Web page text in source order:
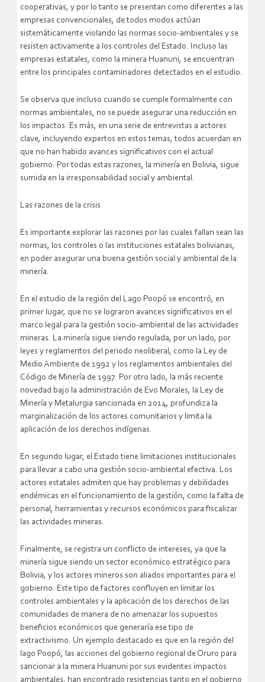
cooperativas, y por lo tanto se presentan como diferentes a las
empresas convencionales, de todos modos actúan
sistemáticamente violando las normas socio-ambientales y se
resisten activamente a los controles del Estado. Incluso las
empresas estatales, como la minera Huanuni, se encuentran
entre los principales contaminadores detectados en el estudio.
Se observa que incluso cuando se cumple formalmente con
normas ambientales, no se puede asegurar una reducción en
los impactos. Es más, en una serie de entrevistas a actores
clave, incluyendo expertos en estos temas, todos acuerdan en
que no han habido avances significativos con el actual
gobierno. Por todas estas razones, la minería en Bolivia, sigue
sumida en la irresponsabilidad social y ambiental.
Las razones de la crisis
Es importante explorar las razones por las cuales fallan sean las
normas, los controles o las instituciones estatales bolivianas,
en poder asegurar una buena gestión social y ambiental de la
minería.
En el estudio de la región del Lago Poopó se encontró, en
primer lugar, que no se lograron avances significativos en el
marco legal para la gestión socio-ambiental de las actividades
mineras. La minería sigue siendo regulada, por un lado, por
leyes y reglamentos del periodo neoliberal, como la Ley de
Medio Ambiente de 1992 y los reglamentos ambientales del
Código de Minería de 1997. Por otro lado, la más reciente
novedad bajo la administración de Evo Morales, la Ley de
Minería y Metalurgia sancionada en 2014, profundiza la
marginalización de los actores comunitarios y limita la
aplicación de los derechos indígenas.
En segundo lugar, el Estado tiene limitaciones institucionales
para llevar a cabo una gestión socio-ambiental efectiva. Los
actores estatales admiten que hay problemas y debilidades
endémicas en el funcionamiento de la gestión, como la falta de
personal, herramientas y recursos económicos para fiscalizar
las actividades mineras.
Finalmente, se registra un conflicto de intereses, ya que la
minería sigue siendo un sector económico estratégico para
Bolivia, y los actores mineros son aliados importantes para el
gobierno. Este tipo de factores confluyen en limitar los
controles ambientales y la aplicación de los derechos de las
comunidades de manera de no amenazar los supuestos
beneficios económicos que generaría ese tipo de
extractivismo. Un ejemplo destacado es que en la región del
lago Poopó, las acciones del gobierno regional de Oruro para
sancionar a la minera Huanuni por sus evidentes impactos
ambientales, han encontrado resistencias tanto en el gobierno